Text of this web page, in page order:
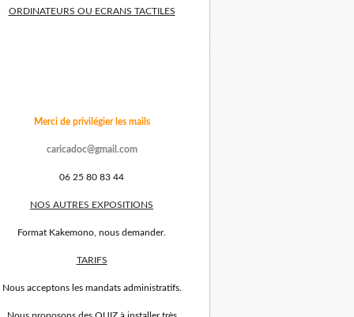
ORDINATEURS OU ECRANS TACTILES
Merci de privilégier les mails
caricadoc@gmail.com
06 25 80 83 44
NOS AUTRES EXPOSITIONS
Format Kakemono, nous demander.
TARIFS
Nous acceptons les mandats administratifs.